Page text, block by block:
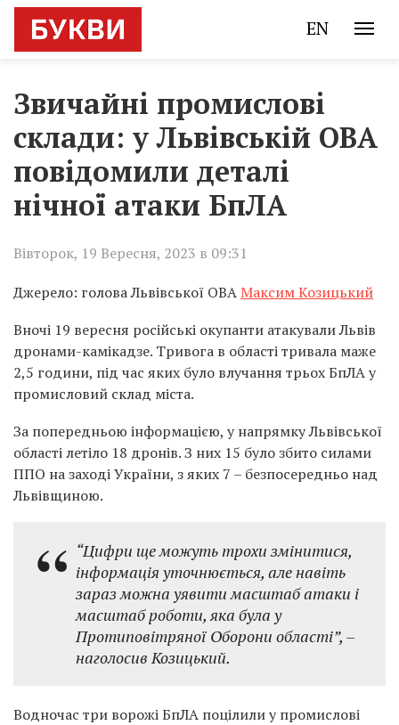
EN
Звичайні промислові
склади: у Львівській ОВА
повідомили деталі
нічної атаки БпЛА
Вівторок, 19 Вересня, 2023 в 09:31
Джерело: голова Львівської ОВАМаксим Козицький
Вночі 19 вересня російські окупанти атакували Львів
дронами-камікадзе. Тривога в області тривала маже
2,5 години, під час яких було влучання трьох БпЛА у
промисловий склад міста.
За попередньою інформацією, у напрямку Львівської
області летіло 18 дронів. З них 15 було збито силами
ППО на заході України, з яких 7 – безпосередньо над
Львівщиною.
“Цифри ще можуть трохи змінитися,
інформація уточнюється, але навіть
зараз можна уявити масштаб атаки і
масштаб роботи, яка була у
Протиповітряної Оборони області”, –
наголосив Козицький.
Водночас три ворожі БпЛА поцілили у промислові